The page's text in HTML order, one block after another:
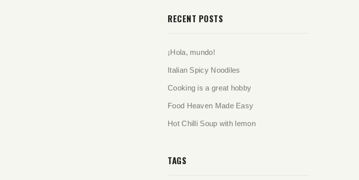
RECENT POSTS
¡Hola, mundo!
Italian Spicy Noodiles
Cooking is a great hobby
Food Heaven Made Easy
Hot Chilli Soup with lemon
TAGS